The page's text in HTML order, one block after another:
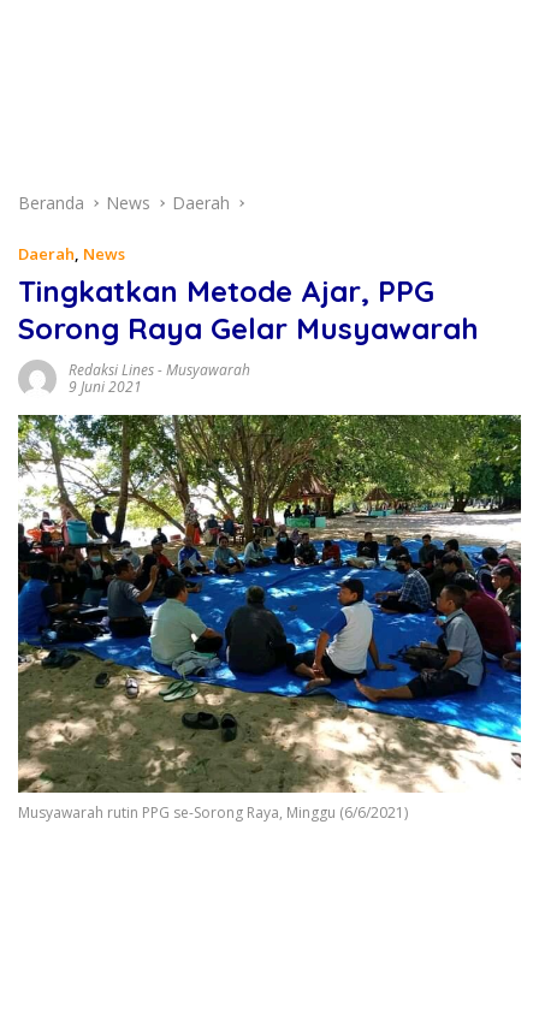
Beranda News Daerah
Daerah, News
Tingkatkan Metode Ajar, PPG
Sorong Raya Gelar Musyawarah
Redaksi Lines-Musyawarah
9 Juni 2021
Musyawarah rutin PPG se-Sorong Raya, Minggu (6/6/2021)